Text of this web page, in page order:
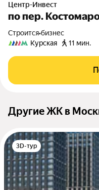
Центр-Инвест
по пер.
Строится•бизнес
Курская
11 мин.
Другие ЖК в
3D-тур